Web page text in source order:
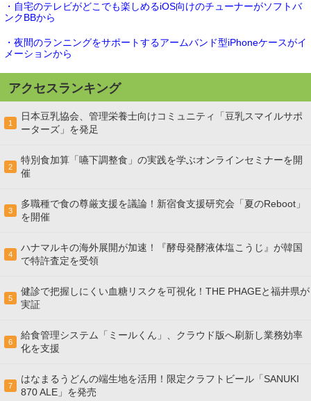
・自宅のテレビがどこでも楽しめるiOS向けのチューナーがソフトバ
ンクBBから
・夜間のランニングをサポートするアームバンド型iPhoneケースがイ
メーションから
アクセスランキング
1
日本豆乳協会、管理栄養士向けコミュニティ「豆乳スマイルサポ
ーターズ」を発足
2
特別食加算「嚥下調整食」の実践を学ぶオンラインセミナーを開
催
3
多職種で食の尊厳支援を議論！新宿食支援研究会「夏のReboot」
を開催
4
ハナマルキの海外展開が加速！『酵母発酵液体塩こうじ』が韓国
で特許査定を受領
5
健診で把握しにくい血糖リスクを可視化！THE PHAGEと福井県が
実証
6
給食管理システム「ミールくん」、クラウド版へ刷新し業務効率
化を支援
7
はなまるうどんの端生地を活用！限定クラフトビール「SANUKI
870 ALE」を発売